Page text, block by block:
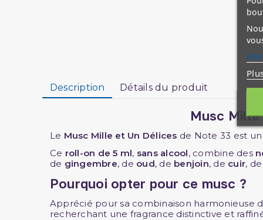
Description Détails du produit
Musc
Le Musc Mille et Un Délices de Note 33 est
Ce roll-on de 5 ml, sans alcool, combine des
de gingembre, de oud, de benjoin, de cuir, de
Pourquoi opter pour ce musc ?
Apprécié pour sa combinaison harmonieuse
recherchant une fragrance distinctive et